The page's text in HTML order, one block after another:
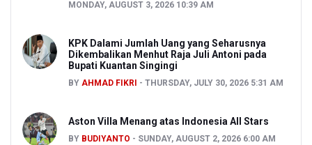
MONDAY, AUGUST 3, 2026 10:39 AM
KPK Dalami Jumlah Uang yang Seharusnya
Dikembalikan Menhut Raja Juli Antoni pada
Bupati Kuantan Singingi
BY AHMAD FIKRI THURSDAY, JULY 30, 2026 5:31 AM
Aston Villa Menang atas Indonesia All Stars
BY BUDIYANTO SUNDAY, AUGUST 2, 2026 6:00 AM